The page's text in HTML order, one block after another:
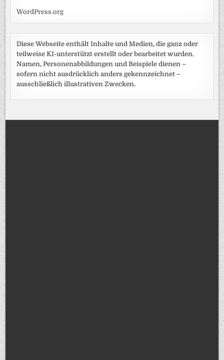
WordPress.org
Diese Webseite enthält Inhalte und Medien, die ganz oder
teilweise KI-unterstützt erstellt oder bearbeitet wurden.
Namen, Personenabbildungen und Beispiele dienen –
sofern nicht ausdrücklich anders gekennzeichnet –
ausschließlich illustrativen Zwecken.